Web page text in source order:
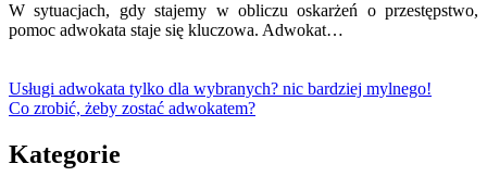
W sytuacjach, gdy stajemy w obliczu oskarżeń o przestępstwo,
pomoc adwokata staje się kluczowa. Adwokat…
Usługi adwokata tylko dla wybranych? nic bardziej mylnego!
Co zrobić, żeby zostać adwokatem?
Kategorie